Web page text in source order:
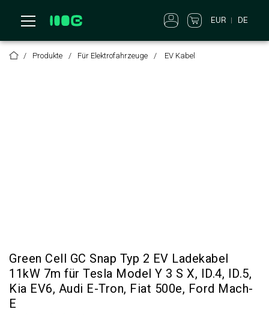
EUR DE
Produkte Für Elektrofahrzeuge EV Kabel
Green Cell GC Snap Typ 2 EV Ladekabel
11kW 7m für Tesla Model Y 3 S X, ID.4, ID.5,
Kia EV6, Audi E-Tron, Fiat 500e, Ford Mach-
E